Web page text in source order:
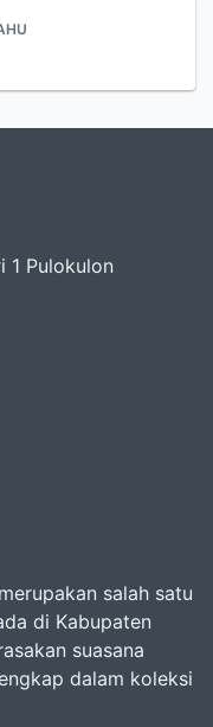
1 Pulokulon
salah satu
di Kabupaten
suasana
dalam koleksi